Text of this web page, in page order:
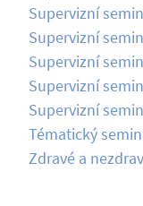
Supervizní
Supervizní
Supervizní
Supervizní
Supervizní
Tématický
Zdravé a